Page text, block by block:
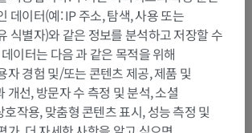
데이터(예: IP 주소, 탐색, 사용 또는
식별자)와 같은 정보를 분석하고 저장할 수
이터는 다음 과 같은 목적을 위해
자 경험 및/또는 콘텐츠 제공, 제품 및
개선, 방문자 수 측정 및 분석, 소셜
작용, 맞춤형 콘텐츠 표시, 성능 측정 및